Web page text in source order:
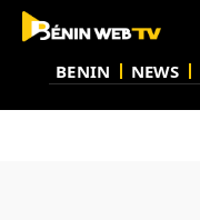
BENIN NEWS